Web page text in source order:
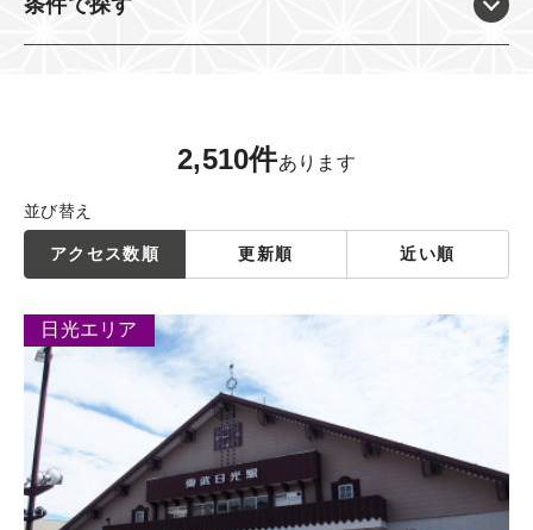
2,510件あります
並び替え
アクセス数順 更新順 近い順
日光エリア